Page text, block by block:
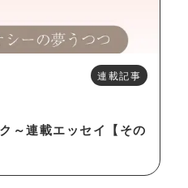
連載記事
～連載エッセイ【その